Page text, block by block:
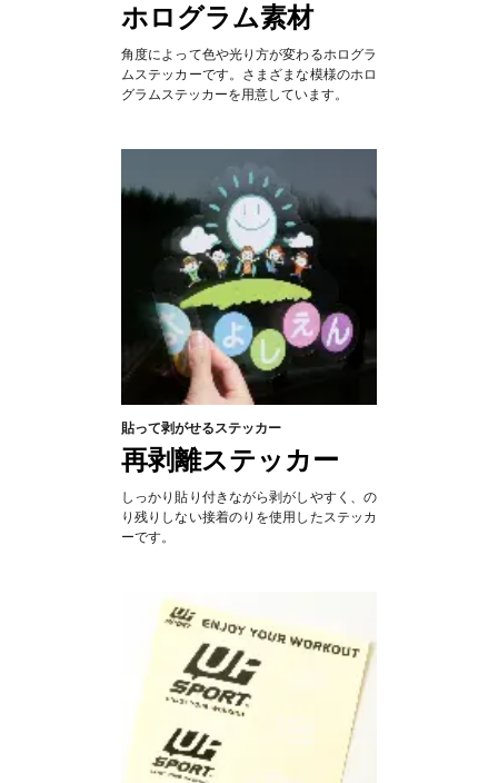
ホログラム素材
角度によって色や光り方が変わるホログラ
ムステッカーです。さまざまな模様のホロ
グラムステッカーを用意しています。
貼って剥がせるステッカー
再剥離ステッカー
しっかり貼り付きながら剥がしやすく、の
り残りしない接着のりを使用したステッカ
ーです。